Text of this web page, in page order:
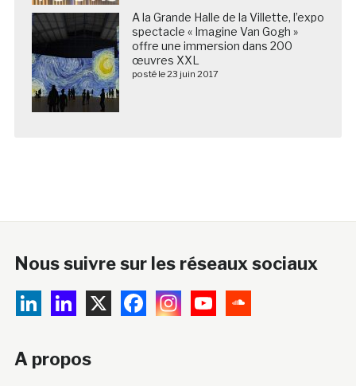
A la Grande Halle de la Villette, l’expo
spectacle « Imagine Van Gogh »
offre une immersion dans 200
œuvres XXL
posté le 23 juin 2017
Nous suivre sur les réseaux sociaux
A propos